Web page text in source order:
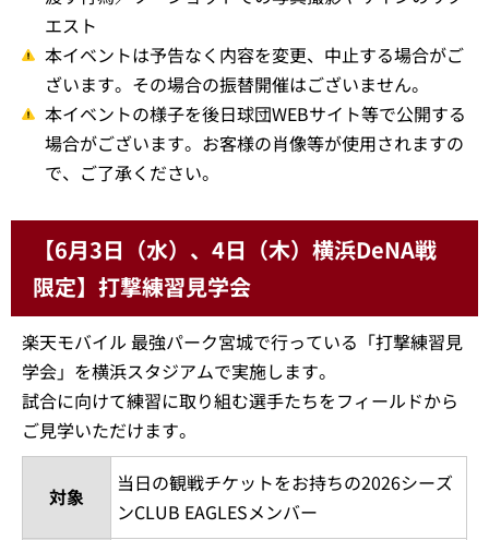
エスト
本イベントは予告なく内容を変更、中止する場合がご
ざいます。その場合の振替開催はございません。
本イベントの様子を後日球団WEBサイト等で公開する
場合がございます。お客様の肖像等が使用されますの
で、ご了承ください。
【6月3日（水）、4日（木）横浜DeNA戦
限定】打撃練習見学会
楽天モバイル 最強パーク宮城で行っている「打撃練習見
学会」を横浜スタジアムで実施します。
試合に向けて練習に取り組む選手たちをフィールドから
ご見学いただけます。
対象
当日の観戦チケットをお持ちの2026シーズ
ンCLUB EAGLESメンバー